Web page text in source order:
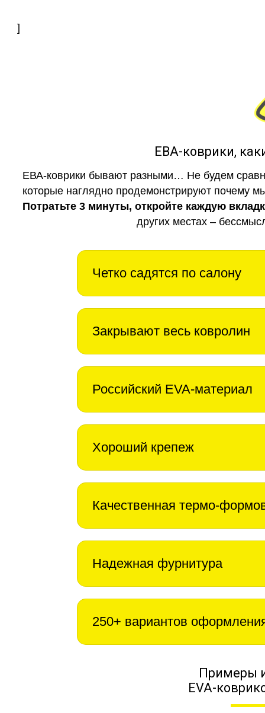
]
ЕВА-коврики,
ЕВА-коврики бывают разными… Не будем
которые наглядно продемонстрируют почему
Потратьте 3 минуты, откройте каждую
других местах –
Четко садятся по салону
Закрывают весь ковролин
Российский EVA-материал
Хороший крепеж
Качественная термо-
Надежная фурнитура
250+ вариантов
Примеры
EVA-